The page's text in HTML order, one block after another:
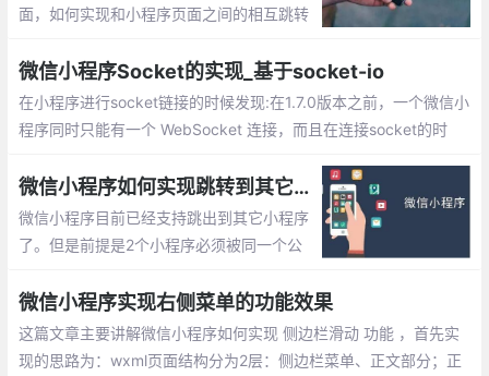
面，如何实现和小程序页面之间的相互跳转
帮助到您
微信小程序Socket的实现_基于socket-io
在小程序进行socket链接的时候发现:在1.7.0版本之前，一个微信小
程序同时只能有一个 WebSocket 连接，而且在连接socket的时
且自动关闭了socket连接。
微信小程序如何实现跳转到其它小程序的功能
微信小程序目前已经支持跳出到其它小程序
了。但是前提是2个小程序必须被同一个公
就实现小程序之间相互跳转的步骤。
微信小程序实现右侧菜单的功能效果
这篇文章主要讲解微信小程序如何实现 侧边栏滑动 功能 ，首先实
现的思路为：wxml页面结构分为2层：侧边栏菜单、正文部分；正